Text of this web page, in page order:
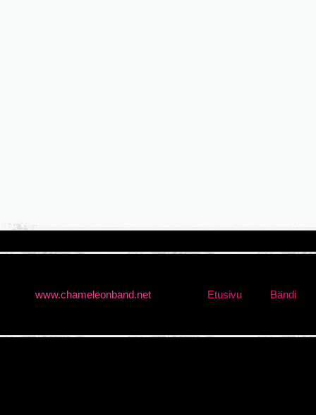
www.chameleonband.net Etusivu Bändi